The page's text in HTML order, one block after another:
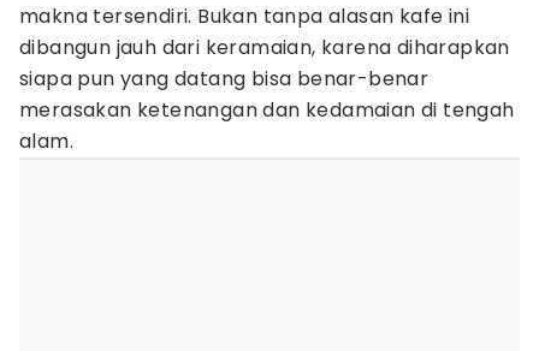
makna tersendiri. Bukan tanpa alasan kafe ini
dibangun jauh dari keramaian, karena diharapkan
siapa pun yang datang bisa benar-benar
merasakan ketenangan dan kedamaian di tengah
alam.